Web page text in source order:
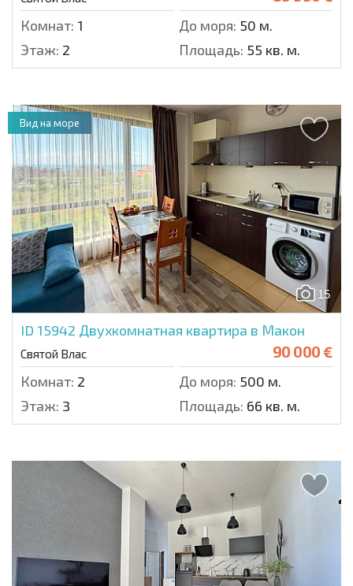
Комнат: 1 До моря: 50 м.
Этаж: 2 Площадь: 55 кв. м.
15
ID 15942 Двухкомнатная квартира в Макон
Святой Влас 90 000 €
Комнат: 2 До моря: 500 м.
Этаж: 3 Площадь: 66 кв. м.
Вид на море